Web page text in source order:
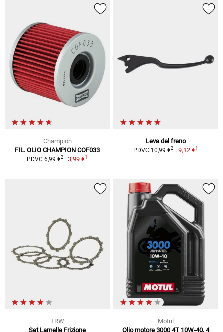
Champion
FIL. OLIO CHAMPION COF033
PDVC 6,99 €2 3,99 €1
Leva del freno
PDVC 10,99 €2 9,12 €1
TRW
Set Lamelle Frizione
Motul
Olio motore 3000 4T 10W-40, 4